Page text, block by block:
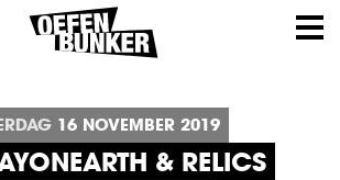
16 NOVEMBER 2019
& RELICS